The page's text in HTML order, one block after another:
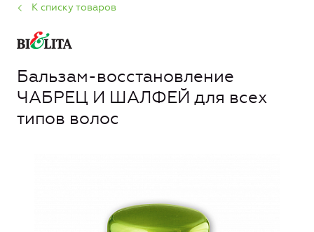
К списку товаров
Бальзам-восстановление
ЧАБРЕЦ И ШАЛФЕЙ для всех
типов волос